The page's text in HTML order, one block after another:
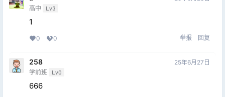
高中 Lv3
1
0 0 举报 回复
258
学前班 Lv0
25年6月27日
666